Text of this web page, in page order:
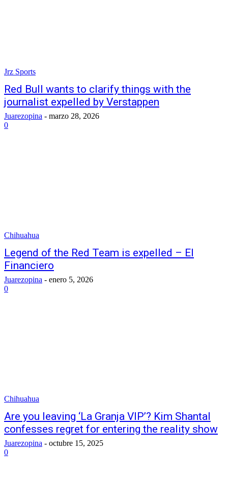
Jrz Sports
Red Bull wants to clarify things with the
journalist expelled by Verstappen
Juarezopina - marzo 28, 2026
0
Chihuahua
Legend of the Red Team is expelled – El
Financiero
Juarezopina - enero 5, 2026
0
Chihuahua
Are you leaving ‘La Granja VIP’? Kim Shantal
confesses regret for entering the reality show
Juarezopina - octubre 15, 2025
0